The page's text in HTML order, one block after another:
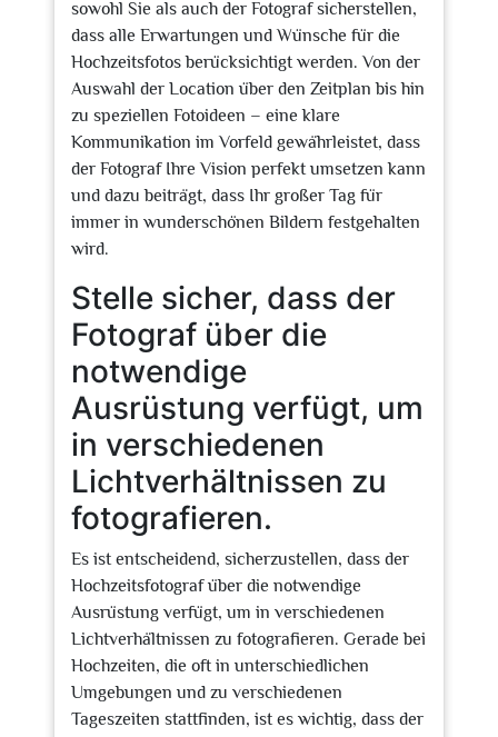
sowohl Sie als auch der Fotograf sicherstellen,
dass alle Erwartungen und Wünsche für die
Hochzeitsfotos berücksichtigt werden. Von der
Auswahl der Location über den Zeitplan bis hin
zu speziellen Fotoideen – eine klare
Kommunikation im Vorfeld gewährleistet, dass
der Fotograf Ihre Vision perfekt umsetzen kann
und dazu beiträgt, dass Ihr großer Tag für
immer in wunderschönen Bildern festgehalten
wird.
Stelle sicher, dass der
Fotograf über die
notwendige
Ausrüstung verfügt, um
in verschiedenen
Lichtverhältnissen zu
fotografieren.
Es ist entscheidend, sicherzustellen, dass der
Hochzeitsfotograf über die notwendige
Ausrüstung verfügt, um in verschiedenen
Lichtverhältnissen zu fotografieren. Gerade bei
Hochzeiten, die oft in unterschiedlichen
Umgebungen und zu verschiedenen
Tageszeiten stattfinden, ist es wichtig, dass der